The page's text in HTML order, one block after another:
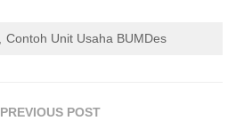
Contoh Unit Usaha BUMDes
PREVIOUS POST